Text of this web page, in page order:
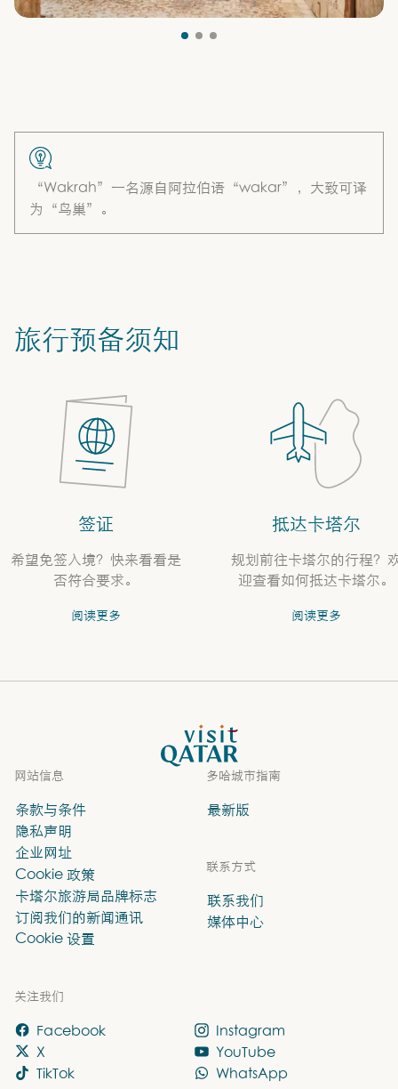
“Wakrah”一名源自阿拉伯语“wakar”，大致可译
为“鸟巢”。
旅行预备须知
签证
希望免签入境？快来看看是
否符合要求。
阅读更多
抵达卡塔尔
规划前往卡塔尔的行程？
迎查看如何抵达卡塔尔。
阅读更多
VisitQatar 首页
多哈城市指南
最新版
关注我们
Facebook
Instagram
X
YouTube
TikTok
WhatsApp
联系方式
联系我们
媒体中心
网站信息
条款与条件
隐私声明
企业网址
Cookie 政策
卡塔尔旅游局品牌标志
订阅我们的新闻通讯
Cookie 设置